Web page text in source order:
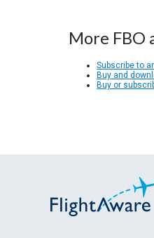
More
Subscribe to
Buy and
Buy or